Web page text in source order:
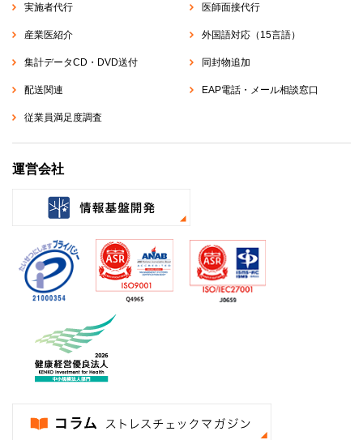
実施者代行 医師面接代行
産業医紹介 外国語対応（15言語）
集計データCD・DVD送付 同封物追加
配送関連 EAP電話・メール相談窓口
従業員満足度調査
運営会社